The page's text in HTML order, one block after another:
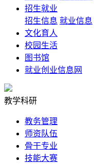
招生就业
招生信息 就业信息
文化育人
校园生活
图书馆
就业创业信息网
教学科研
教务管理
师资队伍
骨干专业
技能大赛